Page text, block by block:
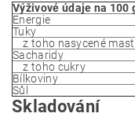
Výživové údaje na 100
Energie
Tuky
z toho nasycené
Sacharidy
z toho cukry
Bílkoviny
Sůl
Skladování